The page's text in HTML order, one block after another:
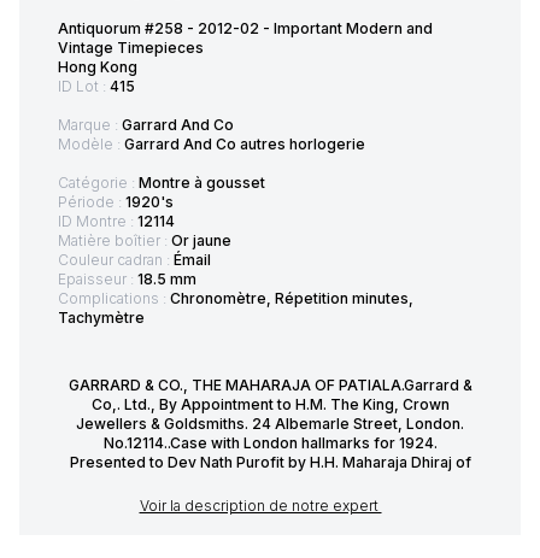
Antiquorum #258 - 2012-02 - Important Modern and
Vintage Timepieces
Hong Kong
ID Lot : 415
Marque : Garrard And Co
Modèle : Garrard And Co autres horlogerie
Catégorie : Montre à gousset
Période : 1920's
ID Montre : 12114
Matière boîtier : Or jaune
Couleur cadran : Émail
Epaisseur : 18.5 mm
Complications : Chronomètre, Répetition minutes,
Tachymètre
GARRARD & CO., THE MAHARAJA OF PATIALA.Garrard &
Co,. Ltd., By Appointment to H.M. The King, Crown
Jewellers & Goldsmiths. 24 Albemarle Street, London.
No.12114..Case with London hallmarks for 1924.
Presented to Dev Nath Purofit by H.H. Maharaja Dhiraj of
Voir la description de notre expert